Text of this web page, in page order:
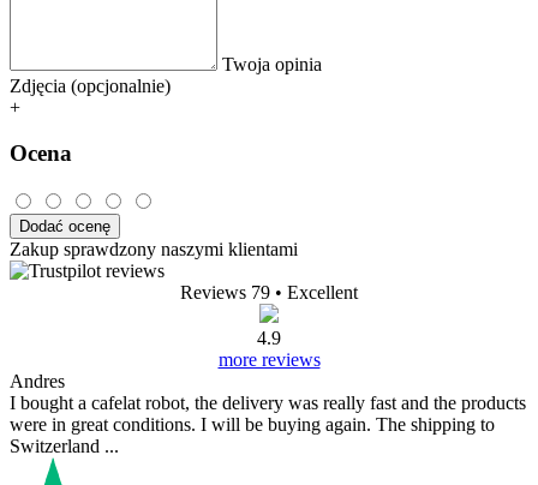
Twoja opinia
Zdjęcia (opcjonalnie)
+
Ocena
Dodać ocenę
Zakup sprawdzony naszymi klientami
Reviews 79 • Excellent
4.9
more reviews
Andres
I bought a cafelat robot, the delivery was really fast and the products
were in great conditions. I will be buying again. The shipping to
Switzerland ...